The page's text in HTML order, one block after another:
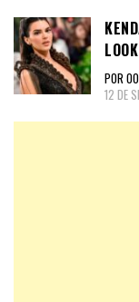
POR
12 DE